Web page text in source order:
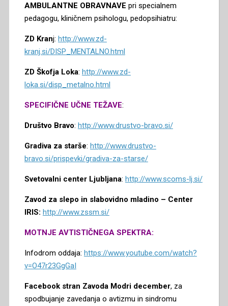
AMBULANTNE OBRAVNAVE pri specialnem
pedagogu, kliničnem psihologu, pedopsihiatru:
ZD Kranj: http://www.zd-
kranj.si/DISP_MENTALNO.html
ZD Škofja Loka: http://www.zd-
loka.si/disp_metalno.html
SPECIFIČNE UČNE TEŽAVE:
Društvo Bravo: http://www.drustvo-bravo.si/
Gradiva za starše: http://www.drustvo-
bravo.si/prispevki/gradiva-za-starse/
Svetovalni center Ljubljana: http://www.scoms-lj.si/
Zavod za slepo in slabovidno mladino – Center
IRIS: http://www.zssm.si/
MOTNJE AVTISTIČNEGA SPEKTRA:
Infodrom oddaja: https://www.youtube.com/watch?
v=O47r23GgGaI
Facebook stran Zavoda Modri december, za
spodbujanje zavedanja o avtizmu in sindromu